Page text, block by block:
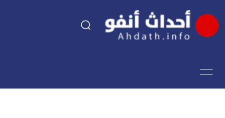
اقتصاد